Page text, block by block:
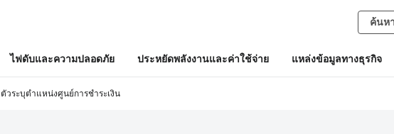
ไฟดับและความปลอดภัย ประหยัดพลังงานและค่าใช้จ่าย แหล่งข้อมูลทางธุรกิจ
ตัวระบุตําแหน่งศูนย์การชําระเงิน